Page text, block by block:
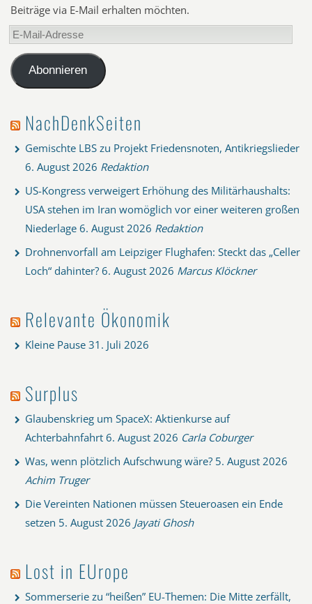
Beiträge via E-Mail erhalten möchten.
E-
Mail-
AdresseAbonnieren
NachDenkSeiten
Gemischte LBS zu Projekt Friedensnoten, Antikriegslieder
6. August 2026 Redaktion
US-Kongress verweigert Erhöhung des Militärhaushalts:
USA stehen im Iran womöglich vor einer weiteren großen
Niederlage 6. August 2026 Redaktion
Drohnenvorfall am Leipziger Flughafen: Steckt das „Celler
Loch“ dahinter? 6. August 2026 Marcus Klöckner
Relevante Ökonomik
Kleine Pause 31. Juli 2026
Surplus
Glaubenskrieg um SpaceX: Aktienkurse auf
Achterbahnfahrt 6. August 2026 Carla Coburger
Was, wenn plötzlich Aufschwung wäre? 5. August 2026
Achim Truger
Die Vereinten Nationen müssen Steueroasen ein Ende
setzen 5. August 2026 Jayati Ghosh
Lost in EUrope
Sommerserie zu “heißen” EU-Themen: Die Mitte zerfällt,